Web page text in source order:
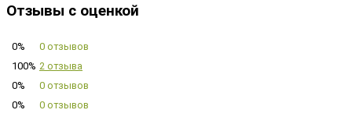
Отзывы с оценкой
0%
0 отзывов
100% 2 отзыва
0%
0 отзывов
0%
0 отзывов